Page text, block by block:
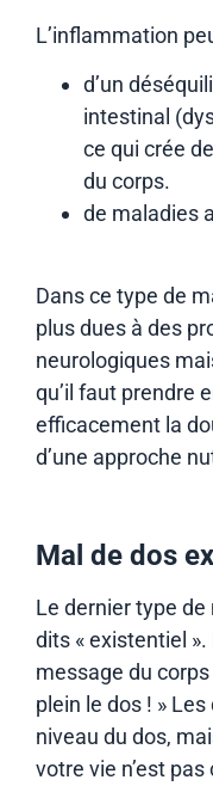
L’inflammation
d’un
intestinal
ce qui crée
du corps.
de maladies
Dans ce type de
plus dues à des
neurologiques
qu’il faut prendre
efficacement la
d’une approche
Mal de dos
Le dernier type
dits « existentiel
message du
plein le dos ! »
niveau du dos,
votre vie n’est